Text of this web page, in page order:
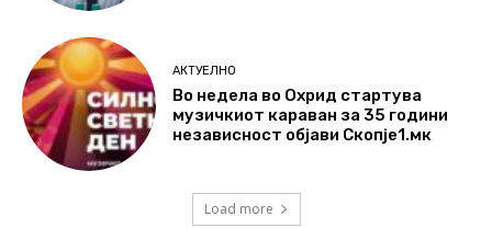
АКТУЕЛНО
Во недела во Охрид стартува
музичкиот караван за 35 години
независност објави Скопје1.мк
Load more